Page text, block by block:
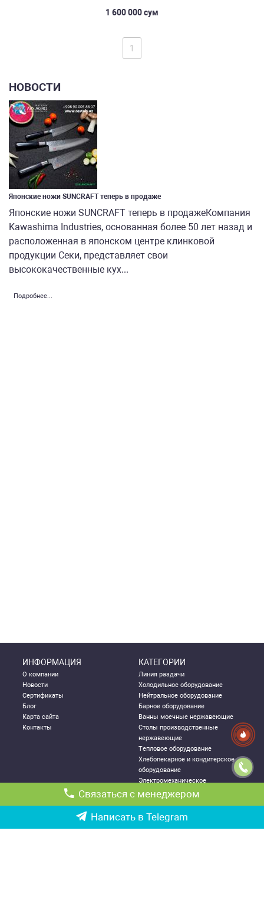
1 600 000 сум
1
НОВОСТИ
Японские ножи SUNCRAFT теперь в продаже
Японские ножи SUNCRAFT теперь в продажеКомпания
Kawashima Industries, основанная более 50 лет назад и
расположенная в японском центре клинковой
продукции Секи, представляет свои
высококачественные кух...
Подробнее...
ИНФОРМАЦИЯ
О компании
Новости
Сертификаты
Блог
Карта сайта
Контакты
КАТЕГОРИИ
Линия раздачи
Холодильное оборудование
Нейтральное оборудование
Барное оборудование
Ванны моечные нержавеющие
Столы производственные
нержавеющие
Тепловое оборудование
Хлебопекарное и кондитерское
оборудование
Электромеханическое
оборудование
Посудомоечное оборудование
Стеллажи металлические
Связаться с менеджером
Написать в Telegram